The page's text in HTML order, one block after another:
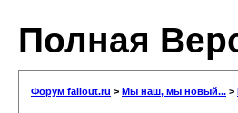
Полная
Форум fallout.ru > Мы наш, мы новый... >